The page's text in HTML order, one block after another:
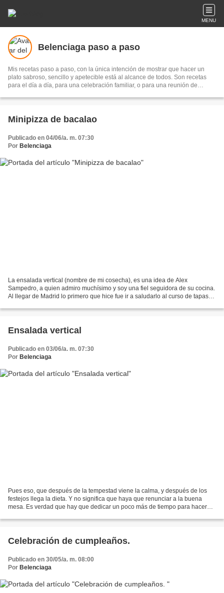
MENU
Belenciaga paso a paso
Mis recetas paso a paso, con la única intención de mostrar que hacer un
plato sabroso, sencillo y apetecible está al alcance de todos. Son recetas
para el día a día, para una celebración familiar, o para una reunión de
entusiasmo para hacerlas y el placer de compartirlas.
Minipizza de bacalao
Publicado en 04/06/a. m. 07:30
Por Belenciaga
La ensalada vertical (nombre de mi cosecha), es una idea de Alex
Sampedro, a quien admiro muchísimo y soy una fiel seguidora de su cocina.
Al llegar de Madrid lo primero que hice fue ir a saludarlo al curso de tapas
Ensalada vertical
Publicado en 03/06/a. m. 07:30
Por Belenciaga
Pues eso, que después de la tempestad viene la calma, y después de los
festejos llega la dieta. Y no significa que haya que renunciar a la buena
mesa. Es verdad que hay que dedicar un poco más de tiempo para hacer
Celebración de cumpleaños.
Publicado en 30/05/a. m. 08:00
Por Belenciaga